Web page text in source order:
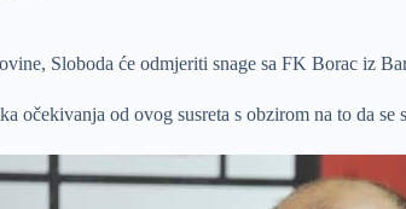
Sloboda će odmjeriti snage sa FK Borac iz
očekivanja od ovog susreta s obzirom na to da